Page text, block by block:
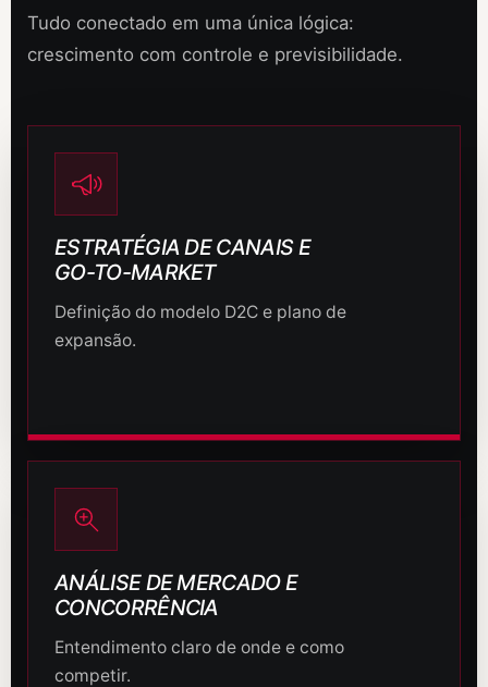
Tudo conectado em uma única lógica:
crescimento com controle e previsibilidade.
ESTRATÉGIA DE CANAIS E
GO-TO-MARKET
Definição do modelo D2C e plano de
expansão.
ANÁLISE DE MERCADO E
CONCORRÊNCIA
Entendimento claro de onde e como
competir.